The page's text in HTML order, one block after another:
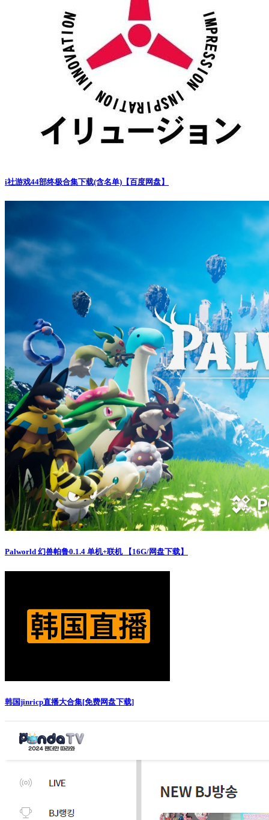
i社游戏44部终极合集下载(含名单)【百度网盘】
Palworld 幻兽帕鲁0.1.4 单机+联机 【16G/网盘下载】
韩国jinricp直播大合集[免费网盘下载]